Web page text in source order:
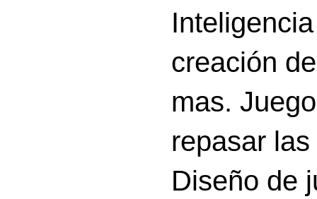
creación
mas.
repasar
Diseño de